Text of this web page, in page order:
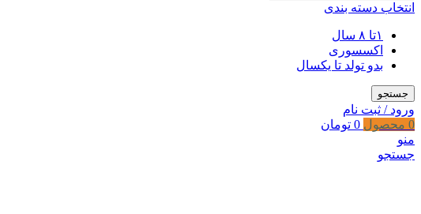
انتخاب دسته بندی
۱تا ۸ سال
اکسسوری
بدو تولد تا یکسال
جستجو
ورود / ثبت نام
0 محصول 0 تومان
منو
جستجو